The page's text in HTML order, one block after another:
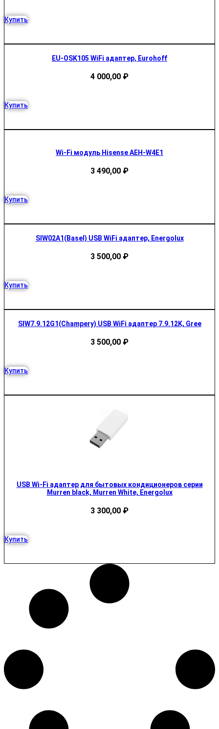
Купить
EU-OSK105 WiFi адаптер, Eurohoff
4 000,00 ₽
Купить
Wi-Fi модуль Hisense AEH-W4E1
3 490,00 ₽
Купить
SIW02A1(Basel) USB WiFi адаптер, Energolux
3 500,00 ₽
Купить
SIW7.9.12G1(Champery) USB WiFi адаптер 7.9.12K, Gree
3 500,00 ₽
Купить
USB Wi-Fi адаптер для бытовых кондиционеров серии
Murren black, Murren White, Energolux
3 300,00 ₽
Купить